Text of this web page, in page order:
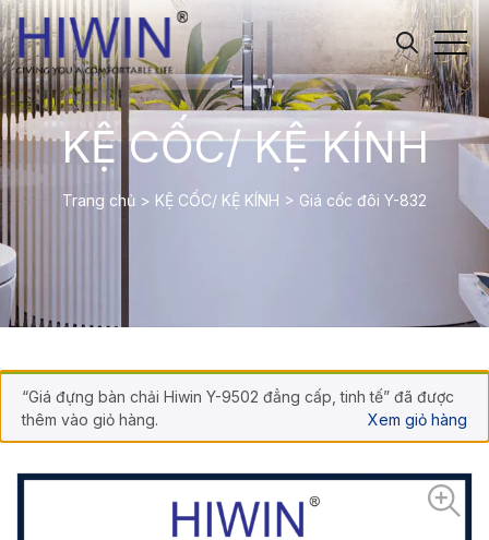
KỆ CỐC/ KỆ KÍNH
Trang chủ > KỆ CỐC/ KỆ KÍNH > Giá cốc đôi Y-832
“Giá đựng bàn chải Hiwin Y-9502 đẳng cấp, tinh tế” đã được
thêm vào giỏ hàng.
Xem giỏ hàng